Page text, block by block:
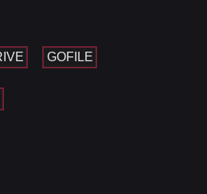
GOFILE